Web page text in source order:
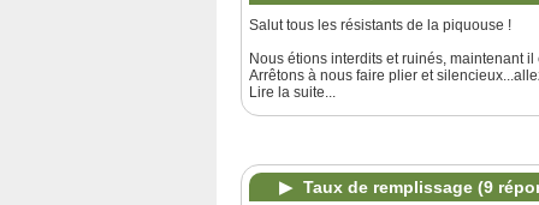
Salut tous les résistants de la piquouse !
Nous étions interdits et ruinés, maintenant
Arrêtons à nous faire plier et
Lire la suite...
Taux de remplissage (9